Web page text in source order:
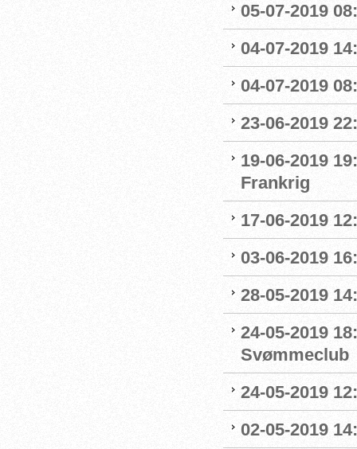
05-07-2019
04-07-2019
04-07-2019
23-06-2019
19-06-2019
Frankrig
17-06-2019
03-06-2019
28-05-2019
24-05-2019
Svømmeclub
24-05-2019
02-05-2019